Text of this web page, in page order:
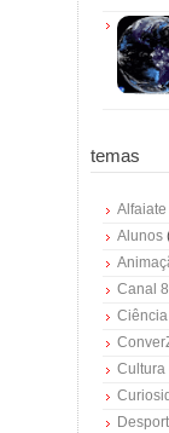
temas
Alunos
Canal
Ciência
Cultura